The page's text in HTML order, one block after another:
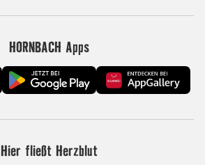
HORNBACH Apps
Hier fließt Herzblut